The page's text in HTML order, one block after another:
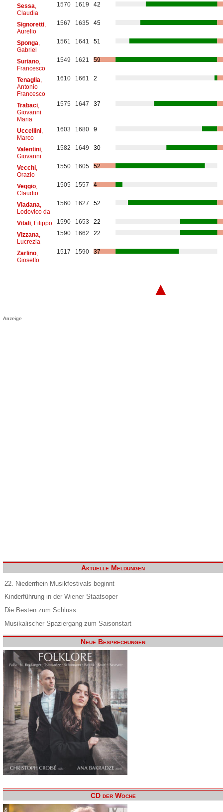
Sessa
Claudia
1570 1619 42
Signoretti,
Aurelio
1567 1635 45
Sponga
Gabriel
1561 1641 51
Suriano,
Francesco
1549 1621 59
Tenaglia
Antonio
Francesco
1610 1661 2
Trabaci,
Giovanni
Maria
1575 1647 37
Uccellini,
Marco
1603 1680 9
Valentini,
Giovanni
1582 1649 30
Vecchi,
Orazio
1550 1605 52
Veggio,
Claudio
1505 1557 4
Viadana
Lodovico da
1560 1627 52
Vitali, Filippo 1590 1653
22
Vizzana
Lucrezia
1590 1662 22
Zarlino,
Gioseffo
1517 1590 37
▲
Anzeige
Aktuelle Meldungen
22. Niederrhein Musikfestivals beginnt
Kinderführung in der Wiener Staatsoper
Die Besten zum Schluss
Musikalischer Spaziergang zum Saisonstart
Neue Besprechungen
CD der Woche